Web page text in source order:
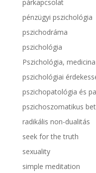
párkapcsolat
pénzügyi pszichológia
pszichodráma
pszichológia
Pszichológia,
pszichológiai
pszichopatológia és
pszichoszomatikus
radikális non-dualitás
seek for the truth
sexuality
simple meditation